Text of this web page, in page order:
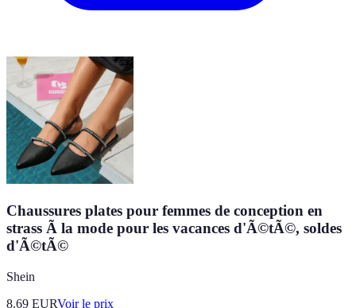
Chaussures plates pour femmes de conception en
strass Ã la mode pour les vacances d'Ã©tÃ©, soldes
d'Ã©tÃ©
Shein
8.69 EURVoir le prix